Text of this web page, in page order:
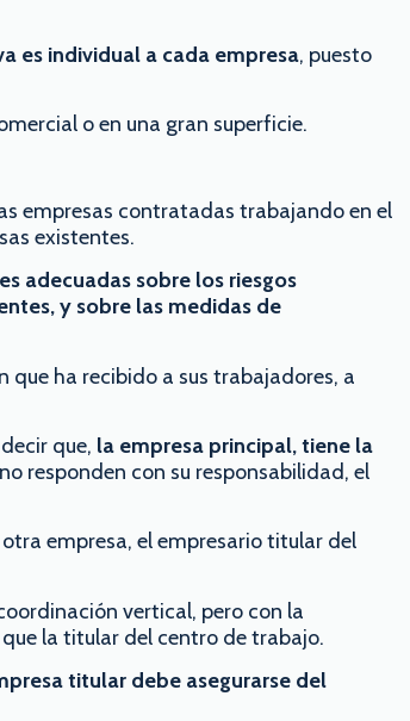
es individual a cada empresa, puesto
o en una gran superficie.
empresas contratadas trabajando en el
existentes.
adecuadas sobre los riesgos
y sobre las medidas de
ha recibido a sus trabajadores, a
que, la empresa principal, tiene la
responden con su responsabilidad, el
empresa, el empresario titular del
vertical, pero con la
la titular del centro de trabajo.
titular debe asegurarse del